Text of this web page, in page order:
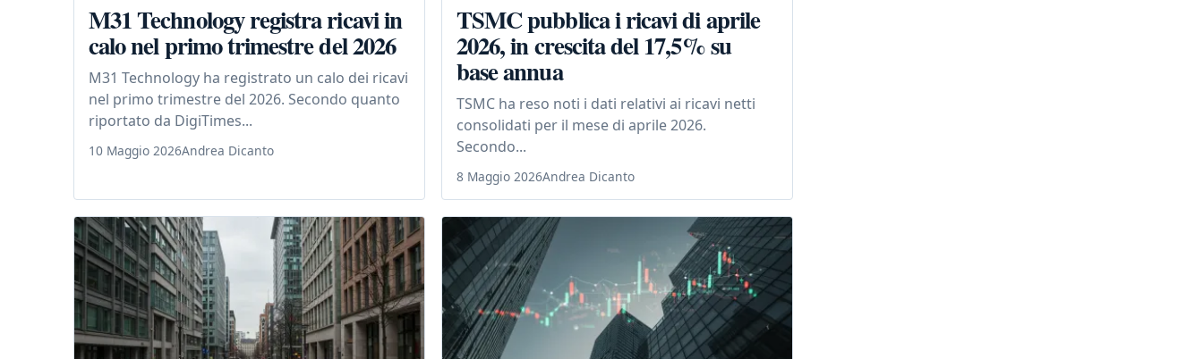
M31 Technology registra ricavi in
calo nel primo trimestre del 2026
M31 Technology ha registrato un calo dei ricavi
nel primo trimestre del 2026. Secondo quanto
riportato da DigiTimes...
10 Maggio 2026Andrea Dicanto
TSMC pubblica i ricavi di aprile
2026, in crescita del 17,5% su
base annua
TSMC ha reso noti i dati relativi ai ricavi netti
consolidati per il mese di aprile 2026.
Secondo...
8 Maggio 2026Andrea Dicanto